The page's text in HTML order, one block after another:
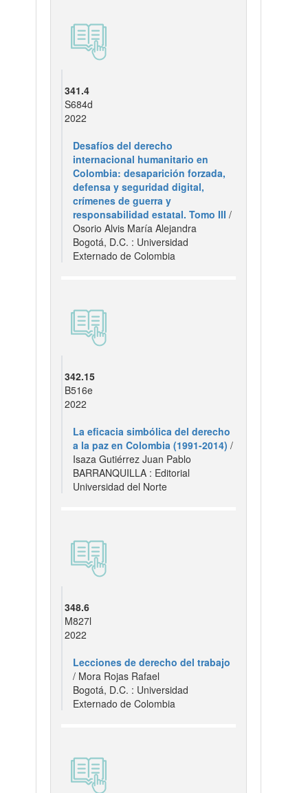
341.4
S684d
2022
Desafíos del derecho
internacional humanitario en
Colombia: desaparición forzada,
defensa y seguridad digital,
crímenes de guerra y
responsabilidad estatal. Tomo III /
Osorio Alvis María Alejandra
Bogotá, D.C. : Universidad
Externado de Colombia
342.15
B516e
2022
La eficacia simbólica del derecho
a la paz en Colombia (1991-2014) /
Isaza Gutiérrez Juan Pablo
BARRANQUILLA : Editorial
Universidad del Norte
348.6
M827l
2022
Lecciones de derecho del trabajo
/ Mora Rojas Rafael
Bogotá, D.C. : Universidad
Externado de Colombia